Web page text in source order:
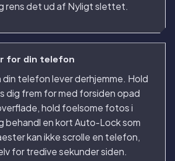
rens det ud af Nyligt slettet.
for din telefon
din telefon lever derhjemme. Hold
dig frem for med forsiden opad
hold foelsome fotos i
behandl en kort Auto-Lock som
kan ikke scrolle en telefon,
for tredive sekunder siden.